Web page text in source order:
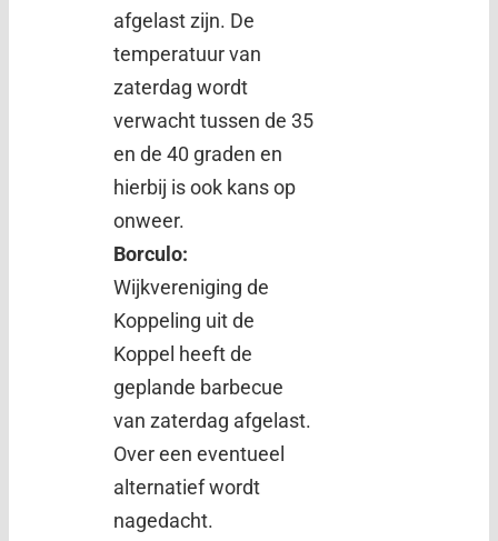
afgelast zijn. De
temperatuur van
zaterdag wordt
verwacht tussen de 35
en de 40 graden en
hierbij is ook kans op
onweer.
Borculo:
Wijkvereniging de
Koppeling uit de
Koppel heeft de
geplande barbecue
van zaterdag afgelast.
Over een eventueel
alternatief wordt
nagedacht.